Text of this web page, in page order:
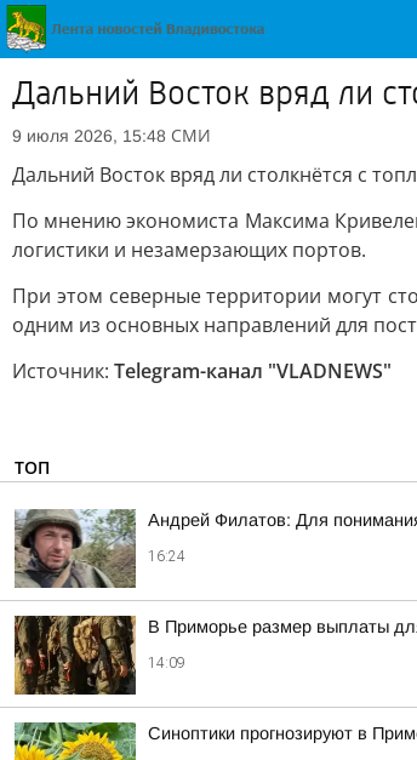
Дальний Восток вряд ли
9 июля 2026, 15:48 СМИ
Дальний Восток вряд ли столкнётся с
По мнению экономиста Максима
логистики и незамерзающих портов.
При этом северные территории могут
одним из основных направлений для
Источник: Telegram-канал "VLADNEWS"
ТОП
Андрей Филатов: Для
16:24
В Приморье размер выплаты
14:09
Синоптики прогнозируют в